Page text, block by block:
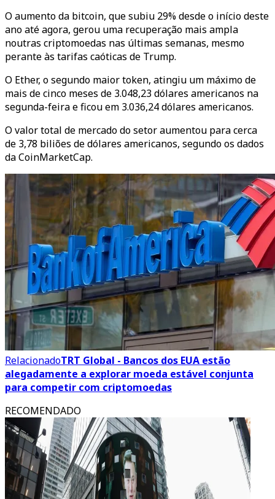
O aumento da bitcoin, que subiu 29% desde o início deste
ano até agora, gerou uma recuperação mais ampla
noutras criptomoedas nas últimas semanas, mesmo
perante às tarifas caóticas de Trump.
O Ether, o segundo maior token, atingiu um máximo de
mais de cinco meses de 3.048,23 dólares americanos na
segunda-feira e ficou em 3.036,24 dólares americanos.
O valor total de mercado do setor aumentou para cerca
de 3,78 biliões de dólares americanos, segundo os dados
da CoinMarketCap.
RelacionadoTRT Global - Bancos dos EUA estão
alegadamente a explorar moeda estável conjunta
para competir com criptomoedas
RECOMENDADO